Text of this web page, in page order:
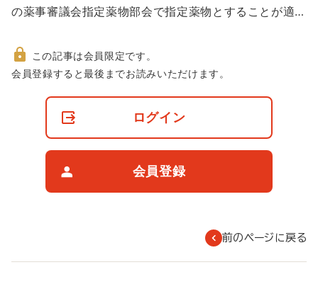
の薬事審議会指定薬物部会で指定薬物とすることが適…
非
この記事は会員限定です。
会員登録すると最後までお読みいただけます。
ログイン
会員登録
前のページに戻る